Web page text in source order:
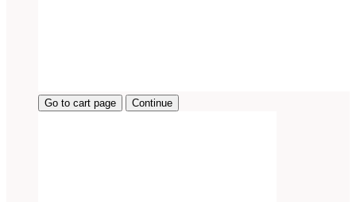
Go to cart page Continue